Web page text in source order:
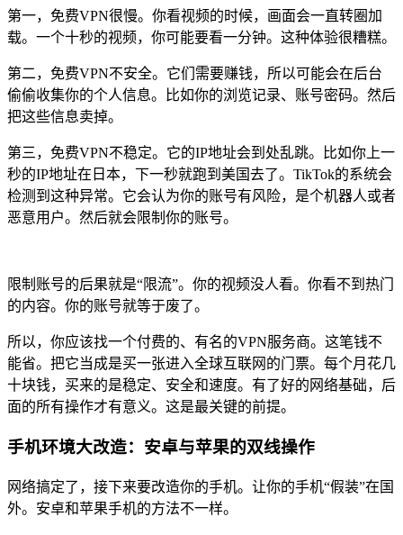
第一，免费VPN很慢。你看视频的时候，画面会一直转圈加
载。一个十秒的视频，你可能要看一分钟。这种体验很糟糕。
第二，免费VPN不安全。它们需要赚钱，所以可能会在后台
偷偷收集你的个人信息。比如你的浏览记录、账号密码。然后
把这些信息卖掉。
第三，免费VPN不稳定。它的IP地址会到处乱跳。比如你上一
秒的IP地址在日本，下一秒就跑到美国去了。TikTok的系统会
检测到这种异常。它会认为你的账号有风险，是个机器人或者
恶意用户。然后就会限制你的账号。
限制账号的后果就是“限流”。你的视频没人看。你看不到热门
的内容。你的账号就等于废了。
所以，你应该找一个付费的、有名的VPN服务商。这笔钱不
能省。把它当成是买一张进入全球互联网的门票。每个月花几
十块钱，买来的是稳定、安全和速度。有了好的网络基础，后
面的所有操作才有意义。这是最关键的前提。
手机环境大改造：安卓与苹果的双线操作
网络搞定了，接下来要改造你的手机。让你的手机“假装”在国
外。安卓和苹果手机的方法不一样。